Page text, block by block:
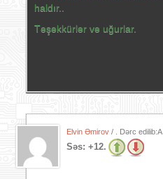
haldır..
Təşəkkürlər və uğurlar.
Elvin Əmirov / . Dərc edilib:A
Səs: +12.